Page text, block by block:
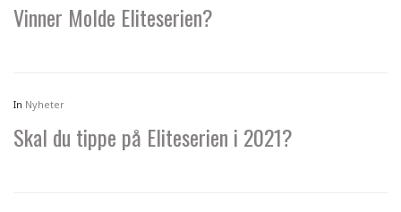
Vinner Molde Eliteserien?
In Nyheter
Skal du tippe på Eliteserien i 2021?